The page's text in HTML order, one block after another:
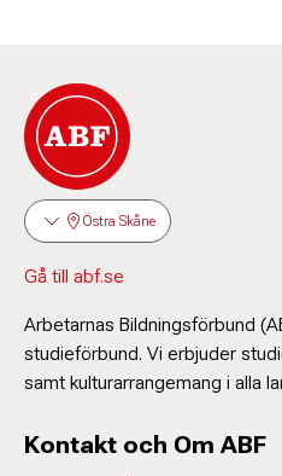
Östra Skåne
Gå till abf.se
Arbetarnas Bildningsförbund
studieförbund. Vi erbjuder
samt kulturarrangemang i alla
Kontakt och Om ABF